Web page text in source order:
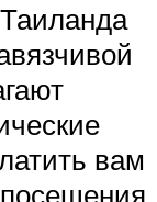
вам